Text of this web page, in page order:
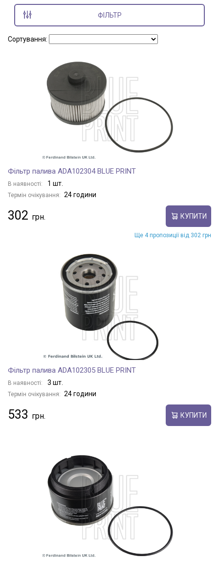
Hummer
Показати всі марки
ФІЛЬТР
Сортування:
Фільтр палива ADA102304 BLUE PRINT
В наявності: 1 шт.
Термін очікування: 24 години
302 КУПИТИ
Ще 4 пропозиції від 302 грн
Фільтр палива ADA102305 BLUE PRINT
В наявності: 3 шт.
Термін очікування: 24 години
533 КУПИТИ